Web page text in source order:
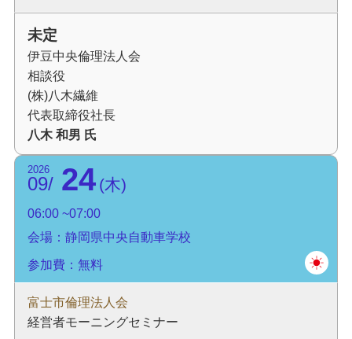
未定
伊豆中央倫理法人会
相談役
(株)八木繊維
代表取締役社長
八木 和男 氏
2026
09 24 木
06:00
07:00
会場：静岡県中央自動車学校
参加費：無料
富士市倫理法人会
経営者モーニングセミナー